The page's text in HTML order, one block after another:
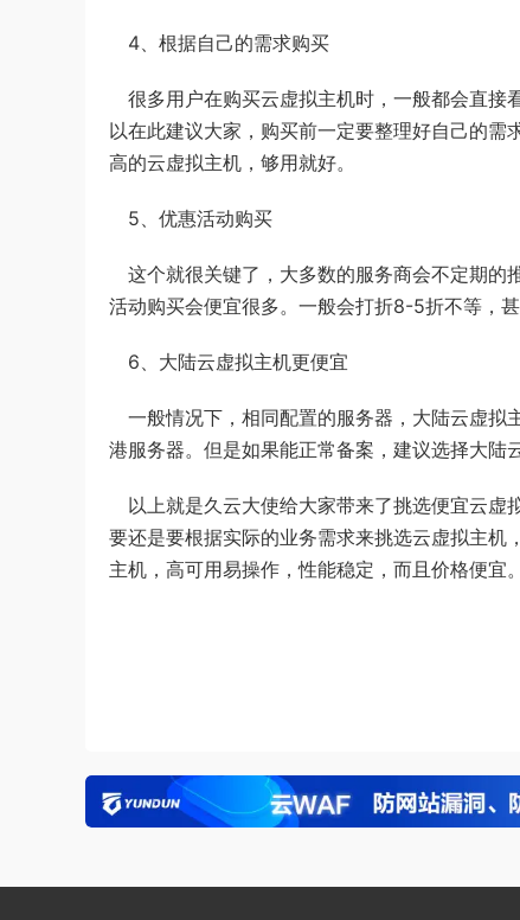
4、根据自己的需求购买
很多用户在购买云虚拟主机时，一般都会直接
以在此建议大家，购买前一定要整理好自己的
高的云虚拟主机，够用就好。
5、优惠活动购买
这个就很关键了，大多数的服务商会不定期的
活动购买会便宜很多。一般会打折8-5折不等，
6、大陆云虚拟主机更便宜
一般情况下，相同配置的服务器，大陆云虚拟
港服务器。但是如果能正常备案，建议选择大陆
以上就是久云大使给大家带来了挑选便宜云虚
要还是要根据实际的业务需求来挑选云虚拟主机
主机，高可用易操作，性能稳定，而且价格便宜。